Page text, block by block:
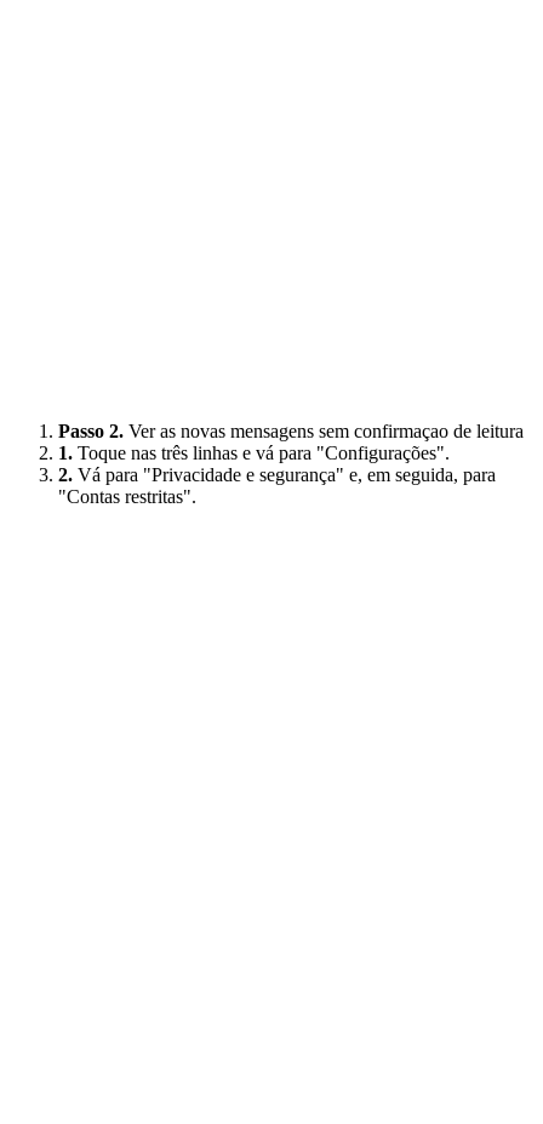
Passo 2. Ver as novas mensagens sem confirmaçao de leitura
1. Toque nas três linhas e vá para "Configurações".
2. Vá para "Privacidade e segurança" e, em seguida, para
"Contas restritas".